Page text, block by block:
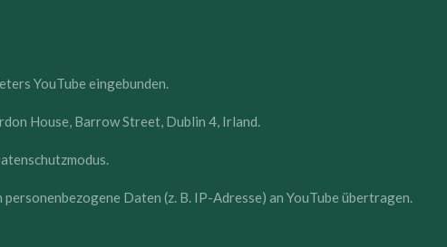
YouTube eingebunden.
House, Barrow Street, Dublin 4, Irland.
Daten (z. B. IP-Adresse) an YouTube übertragen.